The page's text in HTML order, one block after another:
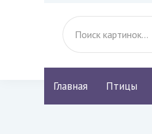
Главная Птицы